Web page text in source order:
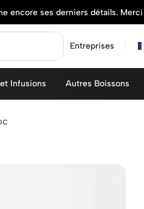
encore ses derniers détails.
Entreprises
Infusions Autres Boissons